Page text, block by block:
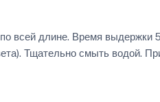
всей длине. Время выдержки
Тщательно смыть водой.